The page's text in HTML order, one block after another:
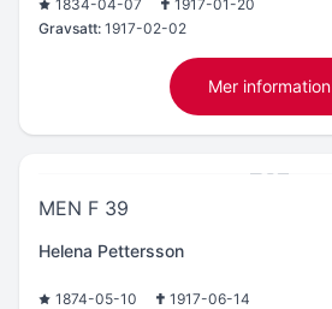
1834-04-07
1917-01-20
Gravsatt: 1917-02-02
Mer information
MEN F 39
Helena Pettersson
1874-05-10
1917-06-14